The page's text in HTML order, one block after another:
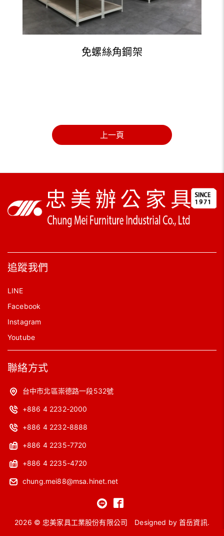
免螺絲角鋼架
上一頁
追蹤我們
LINE
Facebook
Instagram
Youtube
聯絡方式
台中市北區崇德路一段532號
+886 4 2232-2000
+886 4 2232-8888
+886 4 2235-7720
+886 4 2235-4720
chung.mei88@msa.hinet.net
2026 © 忠美家具工業股份有限公司 Designed by首岳資訊.